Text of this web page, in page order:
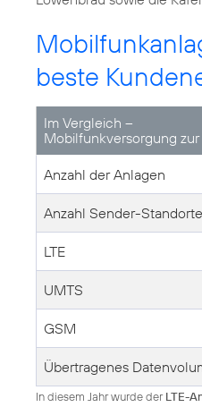
beste
Im Vergleich –
Mobilfunkversorgung zur
Anzahl der Anlagen
Anzahl Sender-Standorte
LTE
UMTS
GSM
Übertragenes
In diesem Jahr wurde derLTE-